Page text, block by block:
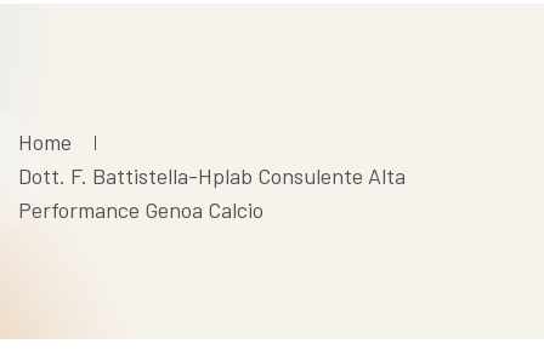
Home
Dott. F. Battistella-Hplab Consulente Alta
Performance Genoa Calcio